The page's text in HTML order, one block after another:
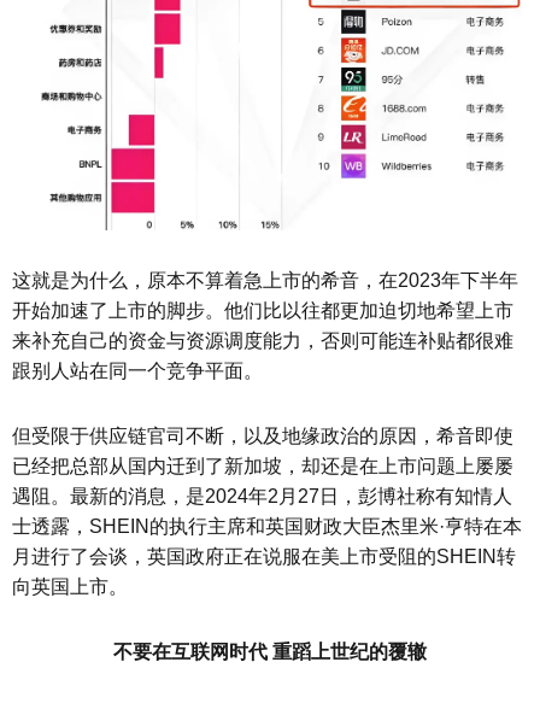
这就是为什么，原本不算着急上市的希音，在2023年下半年
开始加速了上市的脚步。他们比以往都更加迫切地希望上市
来补充自己的资金与资源调度能力，否则可能连补贴都很难
跟别人站在同一个竞争平面。
但受限于供应链官司不断，以及地缘政治的原因，希音即使
已经把总部从国内迁到了新加坡，却还是在上市问题上屡屡
遇阻。最新的消息，是2024年2月27日，彭博社称有知情人
士透露，SHEIN的执行主席和英国财政大臣杰里米·亨特在本
月进行了会谈，英国政府正在说服在美上市受阻的SHEIN转
向英国上市。
不要在互联网时代 重蹈上世纪的覆辙